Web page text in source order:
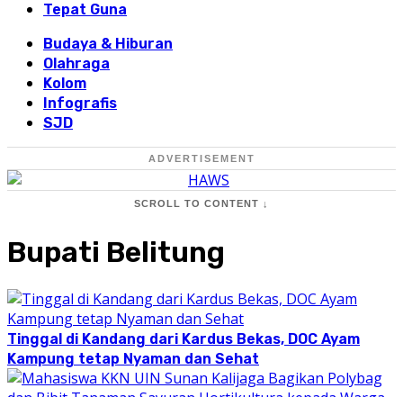
Tepat Guna
Budaya & Hiburan
Olahraga
Kolom
Infografis
SJD
ADVERTISEMENT
SCROLL TO CONTENT ↓
Bupati Belitung
Tinggal di Kandang dari Kardus Bekas, DOC Ayam
Kampung tetap Nyaman dan Sehat